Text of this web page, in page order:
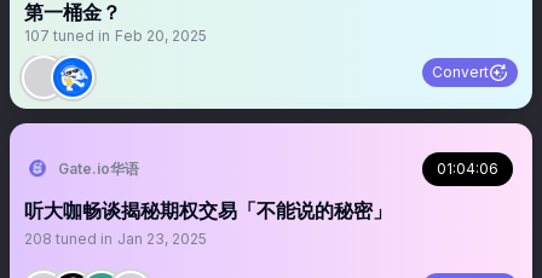
第一桶金？
107 tuned in Feb 20, 2025
Convert
Gate.io华语 01:04:06
听大咖畅谈揭秘期权交易「不能说的秘密」
208 tuned in Jan 23, 2025